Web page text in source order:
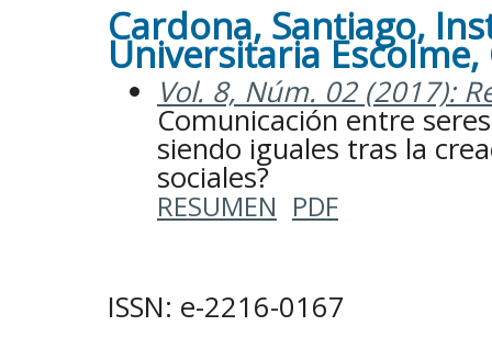
Cardona, Santiago,
Universitaria
Vol. 8, Núm. 02 (2017):
Comunicación entre
siendo iguales tras la
sociales?
RESUMEN PDF
ISSN: e-2216-0167